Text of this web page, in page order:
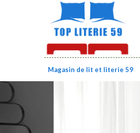
Magasin de lit et literie 59